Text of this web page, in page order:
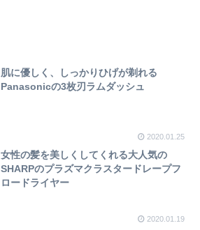
肌に優しく、しっかりひげが剃れる
Panasonicの3枚刃ラムダッシュ
2020.01.25
女性の髪を美しくしてくれる大人気の
SHARPのプラズマクラスタードレープフ
ロードライヤー
2020.01.19